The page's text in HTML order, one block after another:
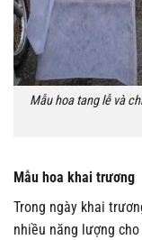
Mẫu hoa tang lễ và
Mẫu hoa khai trương
Trong ngày khai
nhiều năng lượng